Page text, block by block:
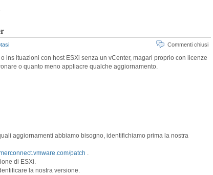
Commenti chiusi
ins ituazioni con host ESXi senza un vCenter, magari proprio con licenze
o quanto meno appliacre qualche aggiornamento.
aggiornamenti abbiamo bisogno, identifichiamo prima la nostra
patch .
di ESXi.
la nostra versione.